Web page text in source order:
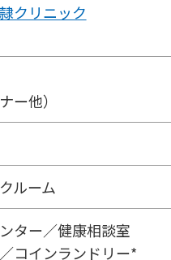
クリニック
ー他）
ルーム
ター／健康相談室
コインランドリー*